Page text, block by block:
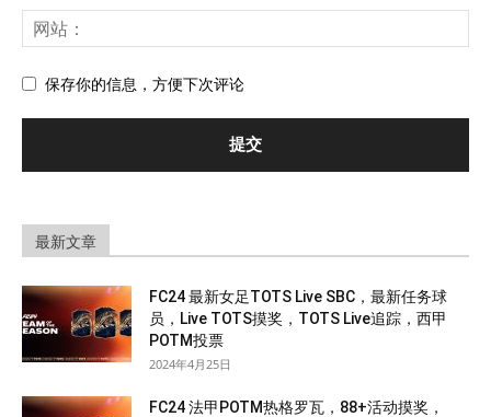
保存你的信息，方便下次评论
最新文章
FC24 最新女足TOTS Live SBC，最新任务球
员，Live TOTS摸奖，TOTS Live追踪，西甲
POTM投票
2024年4月25日
FC24 法甲POTM热格罗瓦，88+活动摸奖，